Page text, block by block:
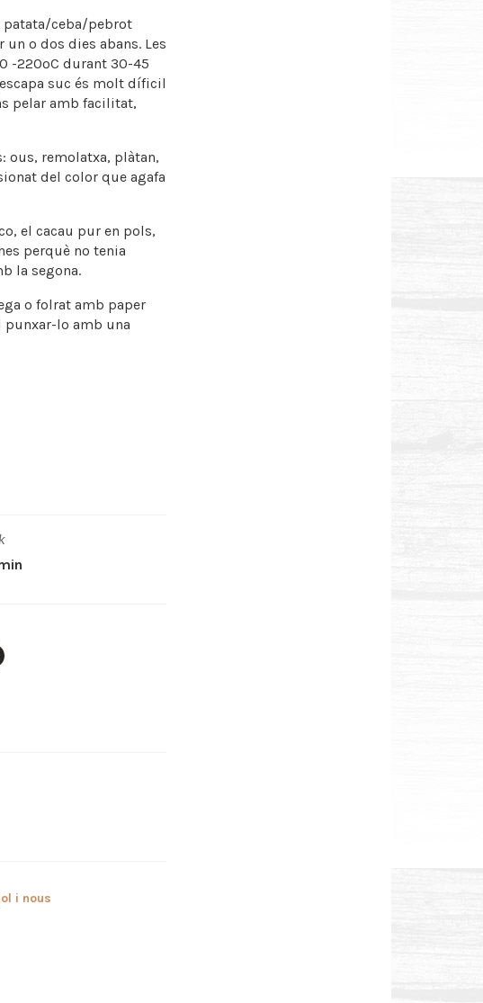
patata/ceba/pebrot
o dos dies abans. Les
-220ºC durant 30-45
suc és molt díficil
pelar amb facilitat,
remolatxa, plàtan,
del color que agafa
el cacau pur en pols,
perquè no tenia
la segona.
o folrat amb paper
lo amb una
Print
i nous